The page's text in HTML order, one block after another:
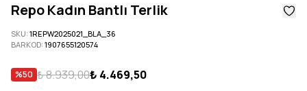
Repo Kadın Bantlı Terlik
SKU:1REPW2025021_BLA_36
BARKOD:1907655120574
%50 ₺ 8.939,00₺ 4.469,50